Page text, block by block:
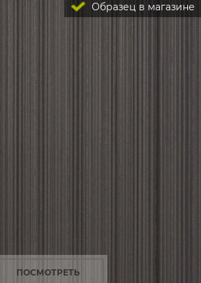
Образец в магазине
ПОСМОТРЕТЬ